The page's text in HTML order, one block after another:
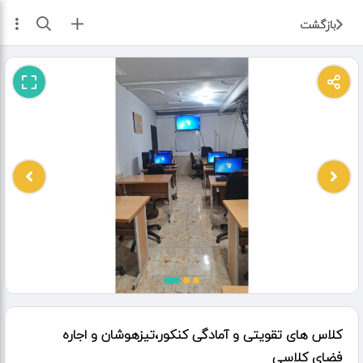
بازگشت ثبت آگهی
کلاس های تقویتی و آمادگی کنکور،تیزهوشان و اجاره
فضای کلاسی